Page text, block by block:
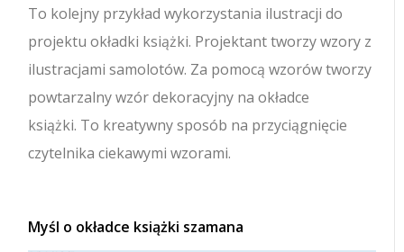
To kolejny przykład wykorzystania ilustracji do
projektu okładki książki. Projektant tworzy wzory z
ilustracjami samolotów. Za pomocą wzorów tworzy
powtarzalny wzór dekoracyjny na okładce
książki. To kreatywny sposób na przyciągnięcie
czytelnika ciekawymi wzorami.
Myśl o okładce książki szamana